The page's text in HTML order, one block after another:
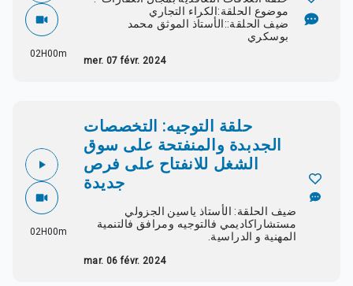
02H00m
موضوع الحلقة:الكراء التجاري
ضيف الحلقة::الأستاذ الموثق محمد
بوسكري
mer. 07 févr. 2024
02H00m
حلقة التوجيه: التخصصات
الجدبدة والمنفتحة على سوق
الشغل للانفتاح على فرص
جديدة
ضيف الحلقة: الأستاذ ياسين الجزولي
مستشاراكاديمي فالتوجيه ومرافق فالتنمية
المهنية و الدراسية.
mar. 06 févr. 2024